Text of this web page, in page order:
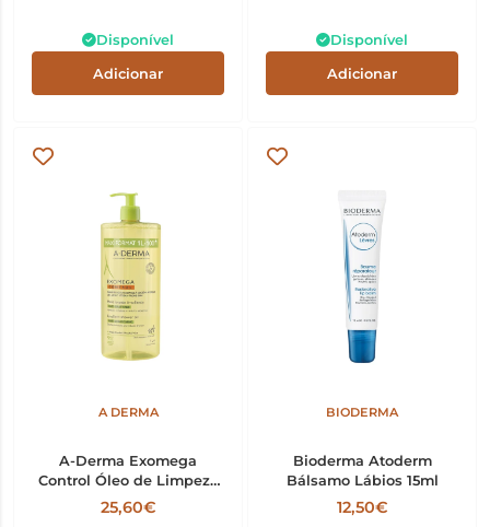
Disponível
Adicionar
Disponível
Adicionar
A DERMA
A-Derma Exomega
Control Óleo de Limpeza
1000ml | Pele Atópica
25,60€
BIODERMA
Bioderma Atoderm
Bálsamo Lábios 15ml
12,50€